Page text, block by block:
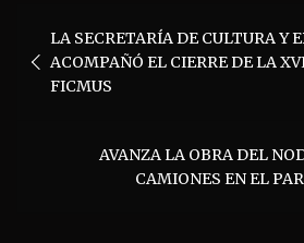
Navegación
de
entradas
LA SECRETARÍA DE CULTURA Y
ACOMPAÑÓ EL CIERRE DE LA
FICMUS
AVANZA LA OBRA DEL
CAMIONES EN EL